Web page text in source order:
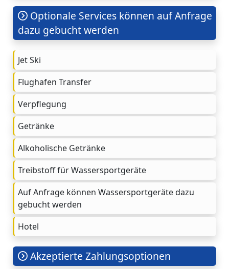
Optionale Services können auf Anfrage
dazu gebucht werden
Jet Ski
Flughafen Transfer
Verpflegung
Getränke
Alkoholische Getränke
Treibstoff für Wassersportgeräte
Auf Anfrage können Wassersportgeräte dazu
gebucht werden
Hotel
Akzeptierte Zahlungsoptionen